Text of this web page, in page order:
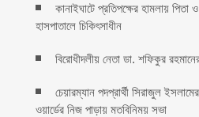
কানাইঘাটে প্রতিপক্ষের হামলায়
হাসপাতালে চিকিৎসাধীন
বিরোধীদলীয় নেতা ডা. শফিকুর
চেয়ারম্যান পদপ্রার্থী সিরাজুল
ওয়ার্ডের নিজ পাড়ায় মতবিনিময় সভা